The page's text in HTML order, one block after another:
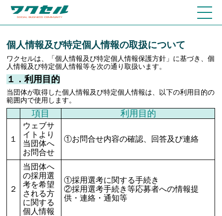
個人情報及び特定個人情報の取扱について
ワクセルは、「個人情報及び特定個人情報保護方針」に基づき、個
人情報及び特定個人情報等を次の通り取扱います。
１．利用目的
当団体が取得した個人情報及び特定個人情報は、以下の利用目的の
範囲内で使用します。
項目 利用目的
１
ウェブサ
イトより
当団体へ
お問合せ
①お問合せ内容の確認、回答及び連絡
２
当団体へ
の採用選
考を希望
される方
に関する
個人情報
①採用選考に関する手続き
②採用選考手続き等応募者への情報提
供・連絡・通知等